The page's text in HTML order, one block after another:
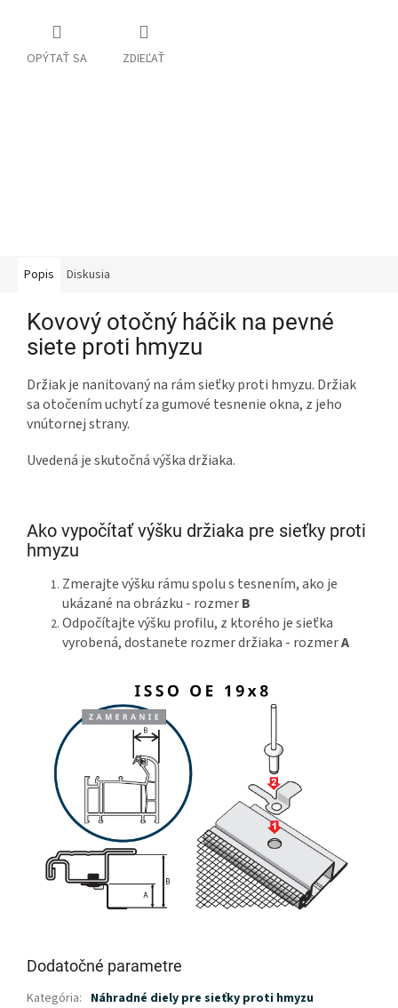
OPÝTAŤ SA ZDIEĽAŤ
Popis Diskusia
Kovový otočný háčik na pevné
siete proti hmyzu
Držiak je nanitovaný na rám sieťky proti hmyzu. Držiak
sa otočením uchytí za gumové tesnenie okna, z jeho
vnútornej strany.
Uvedená je skutočná výška držiaka.
Ako vypočítať výšku držiaka pre sieťky proti
hmyzu
Zmerajte výšku rámu spolu s tesnením, ako je
ukázané na obrázku - rozmerB
Odpočítajte výšku profilu, z ktorého je sieťka
vyrobená, dostanete rozmer držiaka - rozmerA
Dodatočné parametre
Kategória: Náhradné diely pre sieťky proti hmyzu